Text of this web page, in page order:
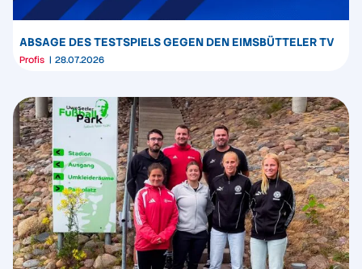
ABSAGE DES TESTSPIELS GEGEN DEN EIMSBÜTTELER TV
Profis 28.07.2026